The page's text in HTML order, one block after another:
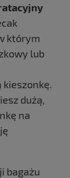
którym
lub
dużą,
na
bagażu